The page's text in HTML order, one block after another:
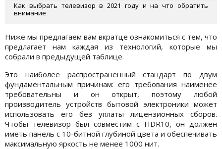
Как выбрать телевизор в 2021 году и на что обратить
внимание
Ниже мы предлагаем вам вкратце ознакомиться с тем, что
предлагает нам каждая из технологий, которые мы
собрали в предыдущей таблице.
Это наиболее распространенный стандарт по двум
фундаментальным причинам: его требования наименее
требовательны и он открыт, поэтому любой
производитель устройств бытовой электроники может
использовать его без уплаты лицензионных сборов.
Чтобы телевизор был совместим с HDR10, он должен
иметь панель с 10-битной глубиной цвета и обеспечивать
максимальную яркость не менее 1000 нит.